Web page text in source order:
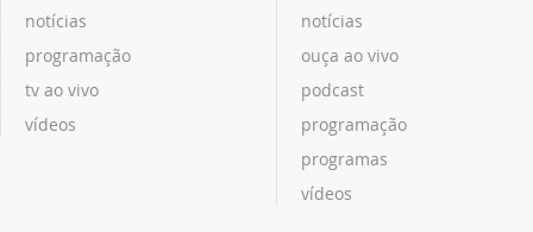
notícias
programação
tv ao vivo
vídeos
notícias
ouça ao vivo
podcast
programação
programas
vídeos